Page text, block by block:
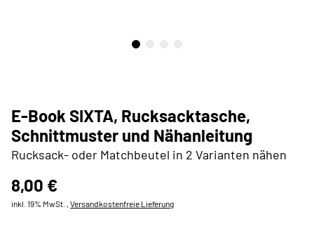
E-Book SIXTA, Rucksacktasche,
Schnittmuster und Nähanleitung
Rucksack- oder Matchbeutel in 2 Varianten nähen
8,00 €
inkl. 19% MwSt. , Versandkostenfreie Lieferung